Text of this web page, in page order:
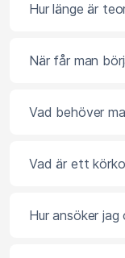
Hur länge är
När får man
Vad behöver
Vad är ett
Hur ansöker